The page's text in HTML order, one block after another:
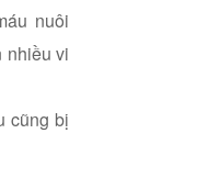
nuôi
nhiều vi
cũng bị